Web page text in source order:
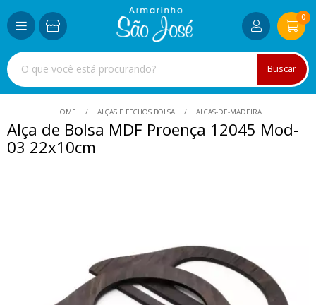
Buscar
0
HOME ALÇAS E FECHOS BOLSA ALCAS-DE-MADEIRA
Alça de Bolsa MDF Proença 12045 Mod-
03 22x10cm